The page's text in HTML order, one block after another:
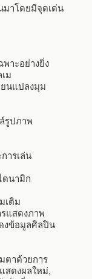
มาโดยมีจุดเด่น
าะอย่างยิ่ง
ม
ยนแปลงมุม
รูปภาพ
ารเล่น
ดนามิก
เติม
แสดงภาพ
งข้อมูลศิลปิน
ตาด้วยการ
สดงผลใหม่,